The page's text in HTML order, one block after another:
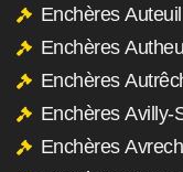
Enchères
Enchères
Enchères
Enchères Avilly-
Enchères